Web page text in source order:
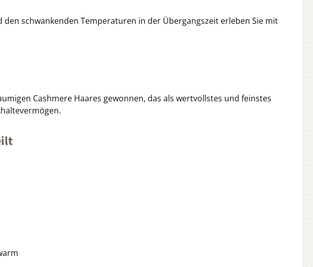
schwankenden Temperaturen in der Übergangszeit erleben Sie mit
Cashmere Haares gewonnen, das als wertvollstes und feinstes